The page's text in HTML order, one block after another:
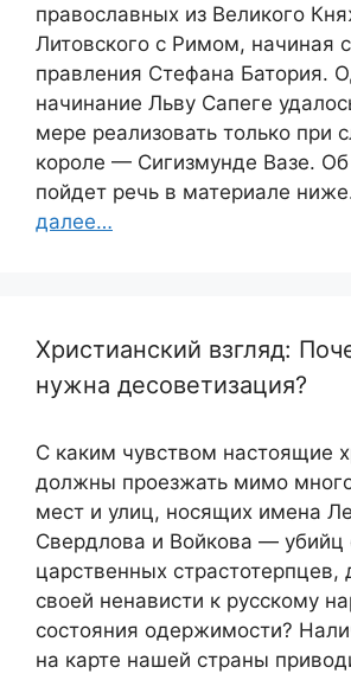
православных из Великого
Литовского с Римом, начиная
правления Стефана Батория.
начинание Льву Сапеге
мере реализовать только при
короле — Сигизмунде Вазе.
пойдет речь в материале
далее…
Христианский взгляд:
нужна десоветизация?
С каким чувством настоящие
должны проезжать мимо
мест и улиц, носящих имена
Свердлова и Войкова — убийц
царственных страстотерпцев,
своей ненависти к русскому
состояния одержимости?
на карте нашей страны